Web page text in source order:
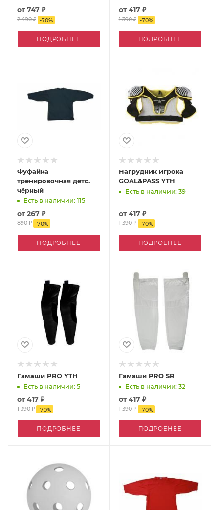
от747 ₽
2 490 ₽ -70%
ПОДРОБНЕЕ
от417 ₽
1 390 ₽ -70%
ПОДРОБНЕЕ
Фуфайка
тренировочная детс.
чёрный
Есть в наличии: 115
от267 ₽
890 ₽ -70%
ПОДРОБНЕЕ
Нагрудник игрока
GOAL&PASS YTH
Есть в наличии: 39
от417 ₽
1 390 ₽ -70%
ПОДРОБНЕЕ
Гамаши PRO YTH
Есть в наличии: 5
от417 ₽
1 390 ₽ -70%
ПОДРОБНЕЕ
Гамаши PRO SR
Есть в наличии: 32
от417 ₽
1 390 ₽ -70%
ПОДРОБНЕЕ